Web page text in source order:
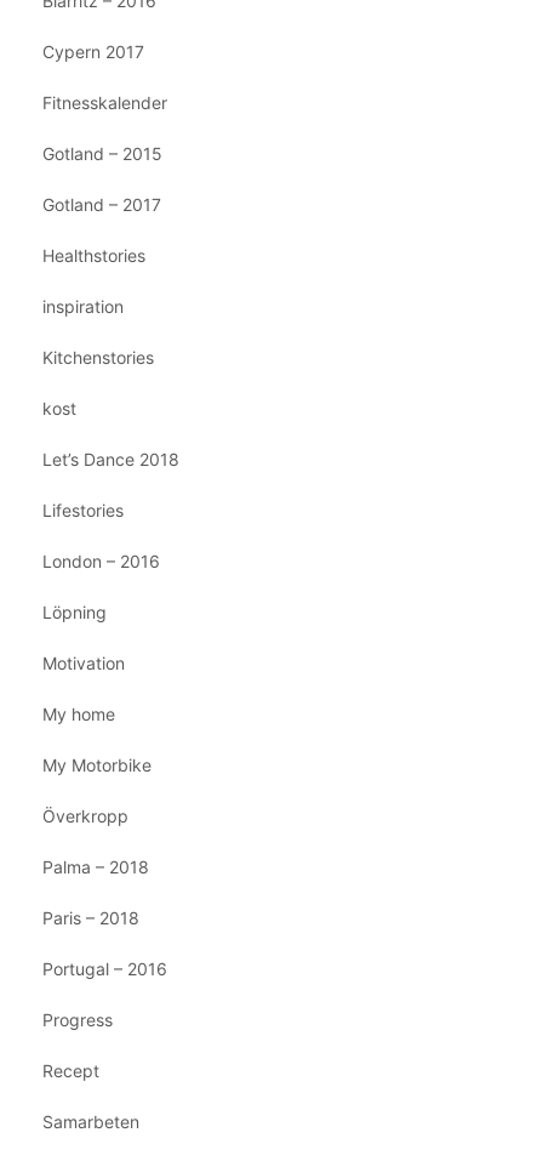
Cypern 2017
Fitnesskalender
Gotland – 2015
Gotland – 2017
Healthstories
inspiration
Kitchenstories
kost
Let’s Dance 2018
Lifestories
London – 2016
Löpning
Motivation
My home
My Motorbike
Överkropp
Palma – 2018
Paris – 2018
Portugal – 2016
Progress
Recept
Samarbeten